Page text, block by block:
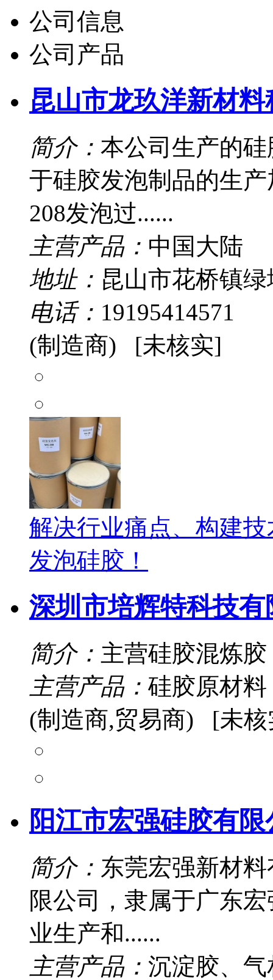
公司信息
公司产品
昆山市龙玖洋新材
简介： 本公司生产的
于硅胶发泡制品的生
208发泡过......
主营产品： 中国大陆
地址： 昆山市花桥镇
电话： 19195414571
(制造商) [未核实]
解决行业痛点、构建
发泡硅胶！
深圳市培辉特科技有
简介： 主营硅胶混炼
主营产品： 硅胶原材
(制造商,贸易商) [未核
阳江市宏强硅胶有限
简介： 东莞宏强新材
限公司，隶属于广东
业生产和......
主营产品： 沉淀胶、